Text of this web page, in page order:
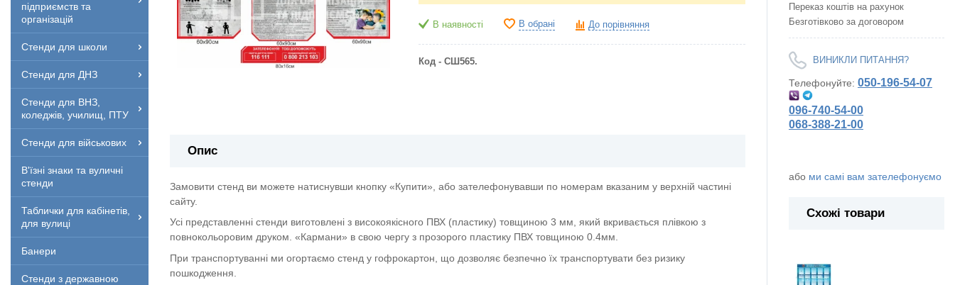
підприємств та
організацій
Стенди для школи
Стенди для ДНЗ
Стенди для ВНЗ,
коледжів, училищ, ПТУ
Стенди для військових
В'їзні знаки та вуличні
стенди
Таблички для кабінетів,
для вулиці
Банери
Стенди з державною
В наявності В обрані До порівняння
Код - СШ565.
Опис
Замовити стенд ви можете натиснувши кнопку «Купити», або зателефонувавши по номерам вказаним у верхній частині
сайту.
Усі представленні стенди виготовлені з високоякісного ПВХ (пластику) товщиною 3 мм, який вкривається плівкою з
повнокольоровим друком. «Кармани» в свою чергу з прозорого пластику ПВХ товщиною 0.4мм.
При транспортуванні ми огортаємо стенд у гофрокартон, що дозволяє безпечно їх транспортувати без ризику
пошкодження.
Переказ коштів на рахунок
Безготівково за договором
ВИНИКЛИ ПИТАННЯ?
Телефонуйте: 050-196-54-07
096-740-54-00
068-388-21-00
або ми самі вам зателефонуємо
Схожі товари